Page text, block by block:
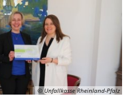
© Unfallkasse Rheinland-Pfalz